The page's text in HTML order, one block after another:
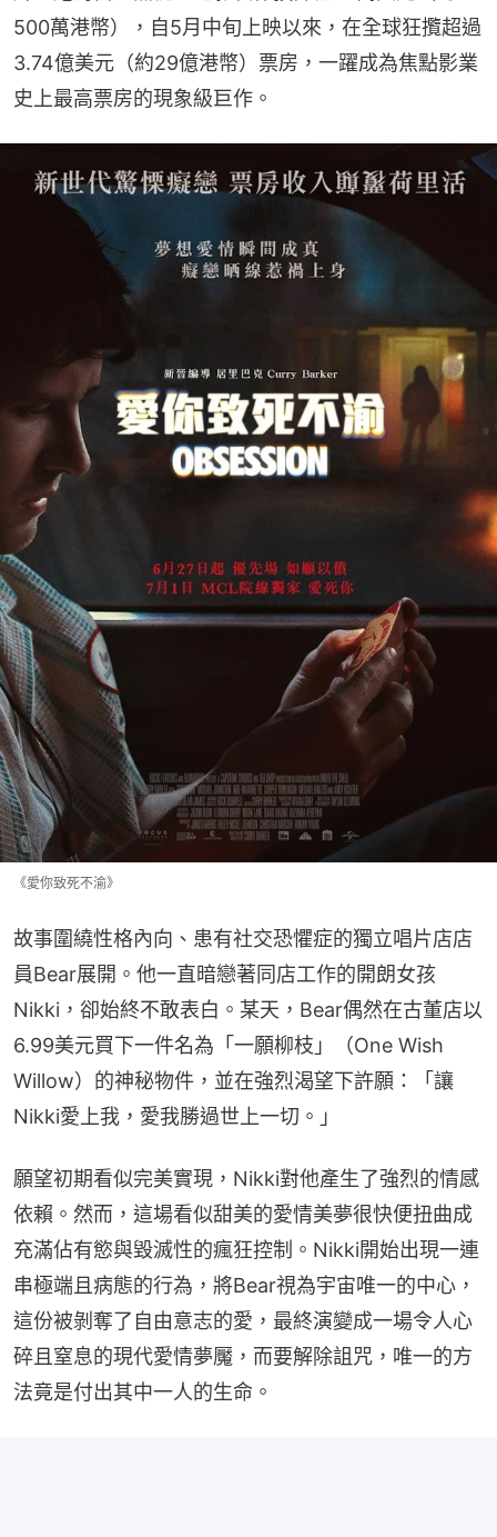
500萬港幣），自5月中旬上映以來，在全球狂攬超過
3.74億美元（約29億港幣）票房，一躍成為焦點影業
史上最高票房的現象級巨作。
《愛你致死不渝》
故事圍繞性格內向、患有社交恐懼症的獨立唱片店店
員Bear展開。他一直暗戀著同店工作的開朗女孩
Nikki，卻始終不敢表白。某天，Bear偶然在古董店以
6.99美元買下一件名為「一願柳枝」（One Wish
Willow）的神秘物件，並在強烈渴望下許願：「讓
Nikki愛上我，愛我勝過世上一切。」
願望初期看似完美實現，Nikki對他產生了強烈的情感
依賴。然而，這場看似甜美的愛情美夢很快便扭曲成
充滿佔有慾與毀滅性的瘋狂控制。Nikki開始出現一連
串極端且病態的行為，將Bear視為宇宙唯一的中心，
這份被剝奪了自由意志的愛，最終演變成一場令人心
碎且窒息的現代愛情夢魘，而要解除詛咒，唯一的方
法竟是付出其中一人的生命。